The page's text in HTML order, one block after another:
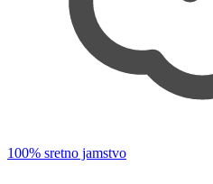
100% sretno jamstvo